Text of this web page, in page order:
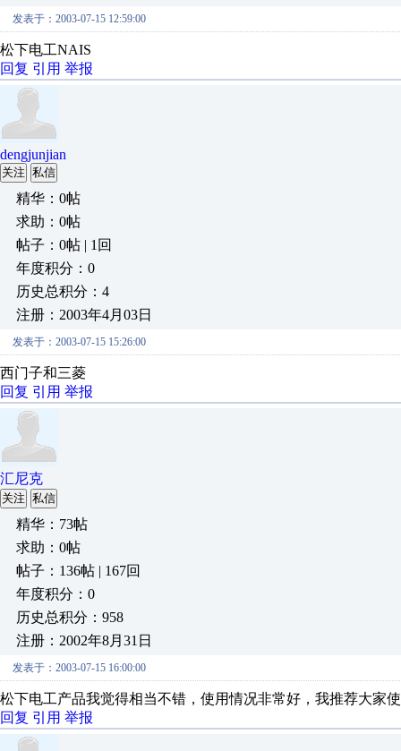
发表于：2003-07-15 12:59:00
松下电工NAIS
回复 引用 举报
dengjunjian
关注 私信
精华：0帖
求助：0帖
帖子：0帖 | 1回
年度积分：0
历史总积分：4
注册：2003年4月03日
发表于：2003-07-15 15:26:00
西门子和三菱
回复 引用 举报
汇尼克
关注 私信
精华：73帖
求助：0帖
帖子：136帖 | 167回
年度积分：0
历史总积分：958
注册：2002年8月31日
发表于：2003-07-15 16:00:00
松下电工产品我觉得相当不错，使用情况非常好，我推荐大家
回复 引用 举报